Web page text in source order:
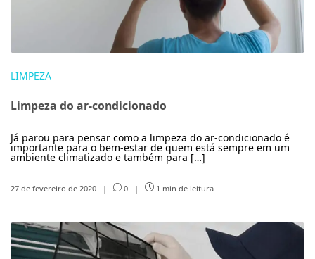
LIMPEZA
Limpeza do ar-condicionado
Já parou para pensar como a limpeza do ar-condicionado é
importante para o bem-estar de quem está sempre em um
ambiente climatizado e também para […]
27 de fevereiro de 2020 | 0 | 1 min de leitura